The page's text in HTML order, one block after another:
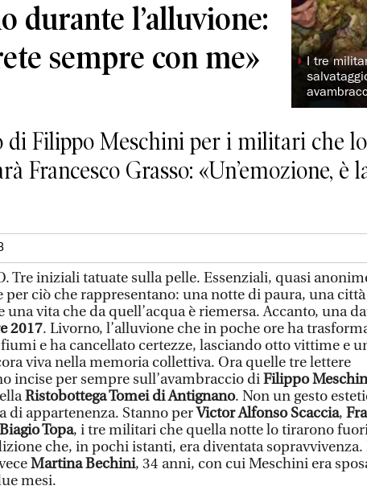
durante l’alluvione:
sempre con me»
◗ I tre
Filippo Meschini per i militari che lo
Francesco Grasso: «Un’emozione,
Tre iniziali tatuate sulla pelle. Essenziali, quasi
per ciò che rappresentano: una notte di paura, una città
una vita che da quell’acqua è riemersa. Accanto, una
2017. Livorno, l’alluvione che in poche ore ha
e ha cancellato certezze, lasciando otto vittime e
viva nella memoria collettiva. Ora quelle tre lettere
incise per sempre sull’avambraccio diFilippo
Ristobottega Tomei di Antignano. Non un gesto
di appartenenza. Stanno perVictor Alfonso Scaccia,
Biagio Topa, i tre militari che quella notte lo tirarono
che, in pochi istanti, era diventata sopravvivenza.
Martina Bechini, 34 anni, con cui Meschini era
mesi.